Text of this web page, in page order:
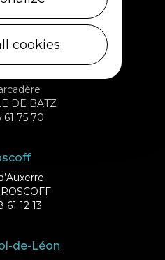
62 18
DE BATZ
61 75 70
61 12 13
de-Léon
cookies